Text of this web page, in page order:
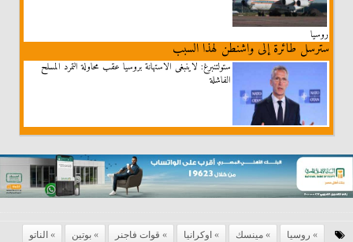
روسيا
سترسل طائرة إلى واشنطن لهذا السبب
ستولتنبرغ: لاينبغى الاستهانة بروسيا عقب محاولة التمرد المسلح
الفاشلة
روسيا مينسك اوكرانيا قوات فاجنر بوتين
الناتو